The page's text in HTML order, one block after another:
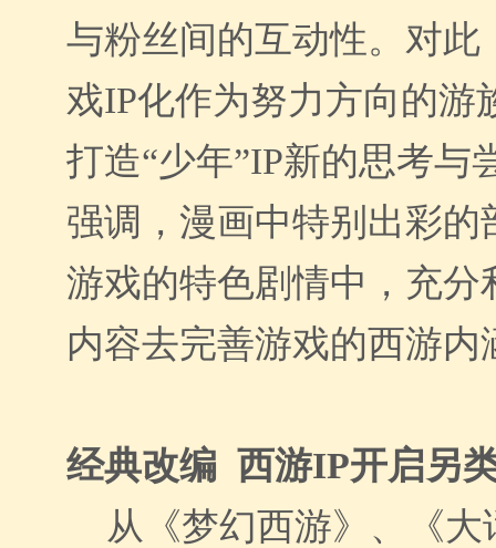
与粉丝间的互动性。对此
戏IP化作为努力方向的游
打造“少年”IP新的思考与
强调，漫画中特别出彩的
游戏的特色剧情中，充分
内容去完善游戏的西游
经典改编 西游IP开启另
从《梦幻西游》、《大